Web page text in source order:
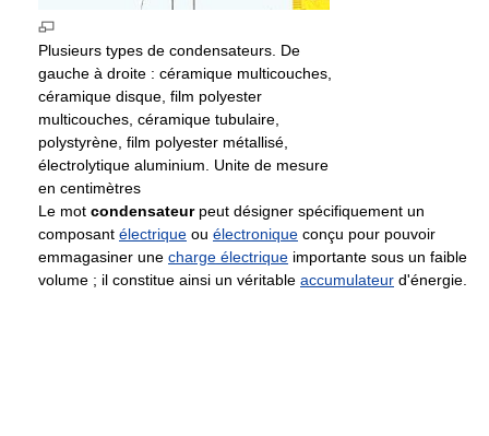
Plusieurs types de condensateurs. De
gauche à droite : céramique multicouches,
céramique disque, film polyester
multicouches, céramique tubulaire,
polystyrène, film polyester métallisé,
électrolytique aluminium. Unite de mesure
en centimètres
Le mot condensateurpeut désigner spécifiquement un
composant électrique ou électronique conçu pour pouvoir
emmagasiner une charge électrique importante sous un faible
volume ; il constitue ainsi un véritable accumulateur d'énergie.